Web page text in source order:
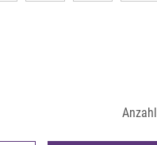
Anzahl